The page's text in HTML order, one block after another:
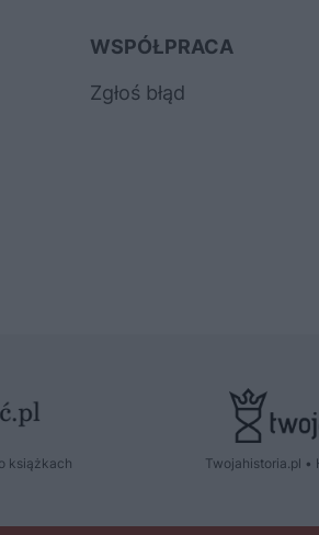
WSPÓŁPRACA
Zgłoś błąd
książkach Twojahistoria.pl •